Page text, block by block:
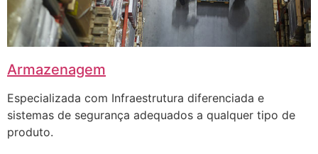
Armazenagem
Especializada com Infraestrutura diferenciada e
sistemas de segurança adequados a qualquer tipo de
produto.